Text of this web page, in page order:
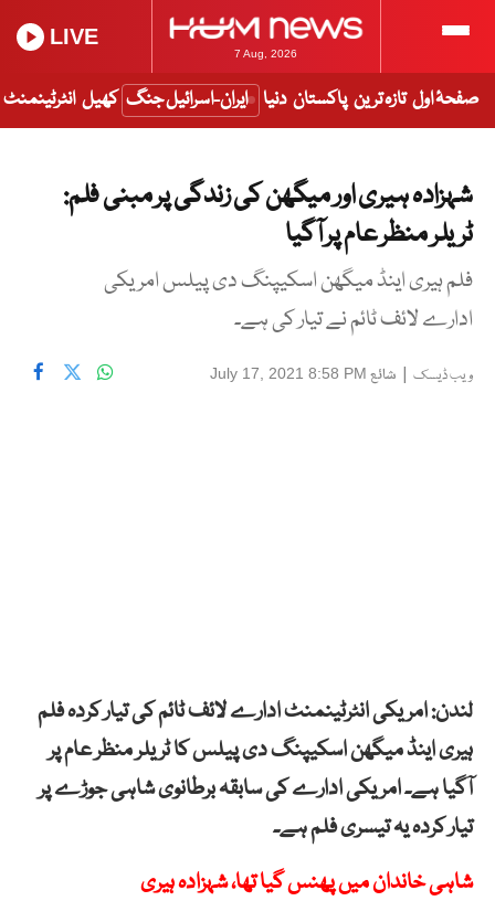
7 Aug, 2026
LIVE
صفحۂ اول تازہ ترین پاکستان دنیا ایران-اسرائیل جنگ کھیل انٹرٹینمنٹ
شہزادہ ہیری اور میگھن کی زندگی پر مبنی فلم:
ٹریلر منظر عام پر آگیا
فلم ہیری اینڈ میگھن اسکیپنگ دی پیلس امریکی
ادارے لائف ٹائم نے تیار کی ہے۔
ویب ڈیسک | شائع July 17, 2021 8:58 PM
لندن: امریکی انٹرٹینمنٹ ادارے لائف ٹائم کی تیار کردہ فلم
ہیری اینڈ میگھن اسکیپنگ دی پیلس کا ٹریلر منظر عام پر
آگیا ہے۔ امریکی ادارے کی سابقہ برطانوی شاہی جوڑے پر
تیار کردہ یہ تیسری فلم ہے۔
شاہی خاندان میں پھنس گیا تھا، شہزادہ ہیری